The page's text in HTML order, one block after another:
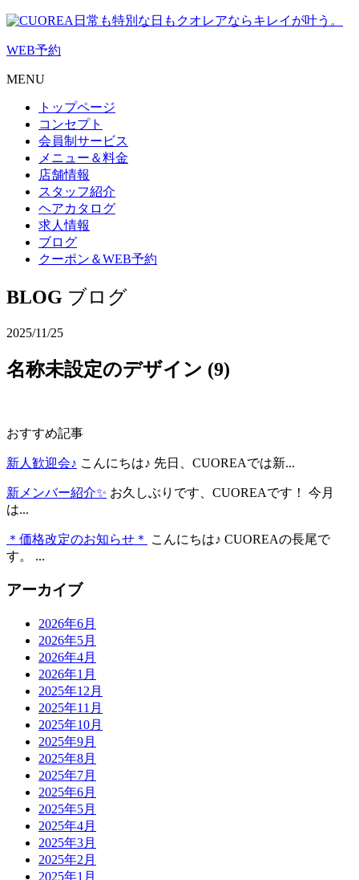
日常も特別な日もクオレアならキレイが叶う。
WEB予約
MENU
トップページ
コンセプト
会員制サービス
メニュー＆料金
店舗情報
スタッフ紹介
ヘアカタログ
求人情報
ブログ
クーポン＆WEB予約
BLOG ブログ
2025/11/25
名称未設定のデザイン (9)
おすすめ記事
新人歓迎会♪ こんにちは♪ 先日、CUOREAでは新...
新メンバー紹介✨ お久しぶりです、CUOREAです！ 今月
は...
＊価格改定のお知らせ＊
こんにちは♪ CUOREAの長尾で
す。 ...
アーカイブ
2026年6月
2026年5月
2026年4月
2026年1月
2025年12月
2025年11月
2025年10月
2025年9月
2025年8月
2025年7月
2025年6月
2025年5月
2025年4月
2025年3月
2025年2月
2025年1月